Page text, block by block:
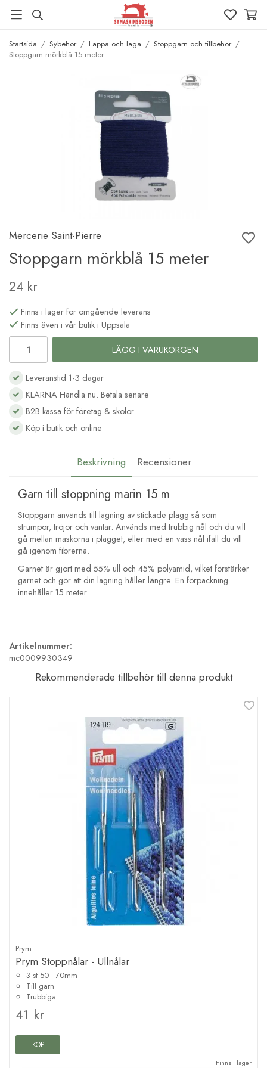
Startsida / Sybehör / Lappa och laga / Stoppgarn och tillbehör /
Stoppgarn mörkblå 15 meter
Mercerie Saint-Pierre
Stoppgarn mörkblå 15 meter
24 kr
Finns i lager för omgående leverans
Finns även i vår butik i Uppsala
LÄGG I VARUKORGEN
Leveranstid 1-3 dagar
KLARNA Handla nu. Betala senare
B2B kassa för företag & skolor
Köp i butik och online
Beskrivning Recensioner
Garn till stoppning marin 15 m
Stoppgarn används till lagning av stickade plagg så som
strumpor, tröjor och vantar. Används med trubbig nål och du vill
gå mellan maskorna i plagget, eller med en vass nål ifall du vill
gå igenom fibrerna.
Garnet är gjort med 55% ull och 45% polyamid, vilket förstärker
garnet och gör att din lagning håller längre. En förpackning
innehåller 15 meter.
Artikelnummer:
mc0009930349
Rekommenderade tillbehör till denna produkt
Prym
Prym Stoppnålar - Ullnålar
3 st 50 - 70mm
Till garn
Trubbiga
41 kr
KÖP
Finns i lager